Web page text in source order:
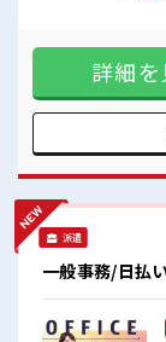
ロッカー付き職
残業はほとんど
プライベートも
タの不
(業務
験でも安心！) ■お仕事PR ≪
んどナ
全週
喫！
ンジす
す！
昼寝
カー付
きる☆
詳細を
派遣
一般事務/日払